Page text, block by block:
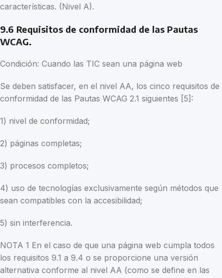
características. (Nivel A).
9.6 Requisitos de conformidad de las Pautas
WCAG.
Condición: Cuando las TIC sean una página web
Se deben satisfacer, en el nivel AA, los cinco requisitos de
conformidad de las Pautas WCAG 2.1 siguientes [5]:
1) nivel de conformidad;
2) páginas completas;
3) procesos completos;
4) uso de tecnologías exclusivamente según métodos que
sean compatibles con la accesibilidad;
5) sin interferencia.
NOTA 1 En el caso de que una página web cumpla todos
los requisitos 9.1 a 9.4 o se proporcione una versión
alternativa conforme al nivel AA (como se define en las